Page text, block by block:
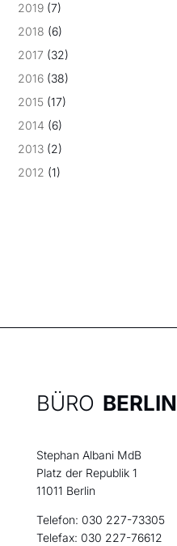
2019 (7)
2018 (6)
2017 (32)
2016 (38)
2015 (17)
2014 (6)
2013 (2)
2012 (1)
BÜRO BERLIN
Stephan Albani MdB
Platz der Republik 1
11011 Berlin
Telefon: 030 227-73305
Telefax: 030 227-76612